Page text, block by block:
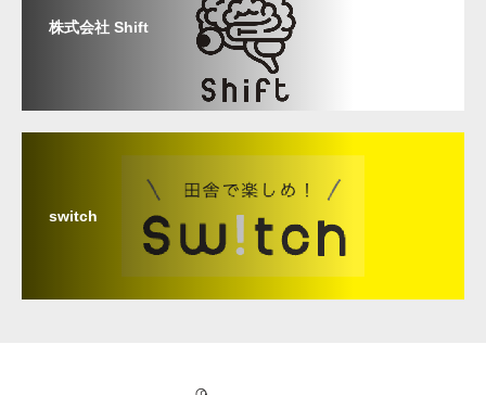
株式会社 Shift
switch